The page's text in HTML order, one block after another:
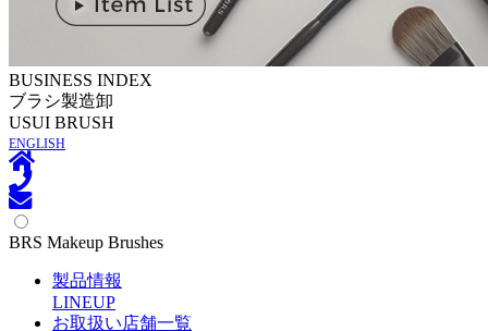
BUSINESS INDEX
ブラシ製造卸
USUI BRUSH
ENGLISH
BRS Makeup Brushes
製品情報
LINEUP
お取扱い店舗一覧